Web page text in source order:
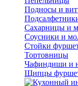
Подносы и
Сахарницы и
Соусники и
Стойки
Тортовницы
Чафиндиши и
Щипцы